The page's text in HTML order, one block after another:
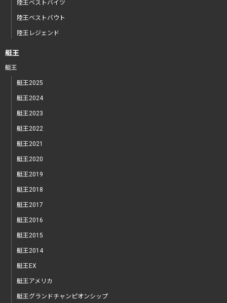
陸王ベストバイツ
陸王ベストバウト
陸王レジェンド
艇王
艇王
艇王2025
艇王2024
艇王2023
艇王2022
艇王2021
艇王2020
艇王2019
艇王2018
艇王2017
艇王2016
艇王2015
艇王2014
艇王EX
艇王アメリカ
艇王グランドチャンピオンシップ